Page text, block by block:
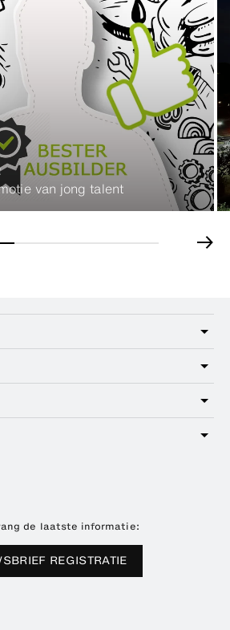
van jong talent
de laatste informatie:
REGISTRATIE